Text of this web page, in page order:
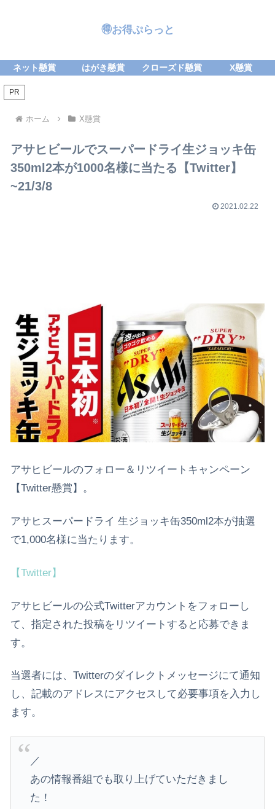
🉐お得ぷらっと
ネット懸賞 はがき懸賞 クローズド懸賞 X懸賞
PR
ホーム X懸賞
アサヒビールでスーパードライ生ジョッキ缶
350ml2本が1000名様に当たる【Twitter】
~21/3/8
2021.02.22
アサヒビールのフォロー＆リツイートキャンペーン
【Twitter懸賞】。
アサヒスーパードライ 生ジョッキ缶350ml2本が抽選
で1,000名様に当たります。
【Twitter】
アサヒビールの公式Twitterアカウントをフォローし
て、指定された投稿をリツイートすると応募できま
す。
当選者には、Twitterのダイレクトメッセージにて通知
し、記載のアドレスにアクセスして必要事項を入力し
ます。
／
あの情報番組でも取り上げていただきまし
た！